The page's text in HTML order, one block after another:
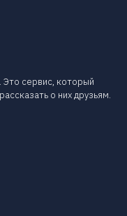
Это сервис, который
о них друзьям.